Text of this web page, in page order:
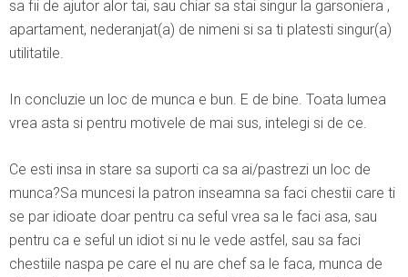
sa fii de ajutor alor tai, sau chiar sa stai singur la garsoniera ,
apartament, nederanjat(a) de nimeni si sa ti platesti singur(a)
utilitatile.
In concluzie un loc de munca e bun. E de bine. Toata lumea
vrea asta si pentru motivele de mai sus, intelegi si de ce.
Ce esti insa in stare sa suporti ca sa ai/pastrezi un loc de
munca?Sa muncesi la patron inseamna sa faci chestii care ti
se par idioate doar pentru ca seful vrea sa le faci asa, sau
pentru ca e seful un idiot si nu le vede astfel, sau sa faci
chestiile naspa pe care el nu are chef sa le faca, munca de